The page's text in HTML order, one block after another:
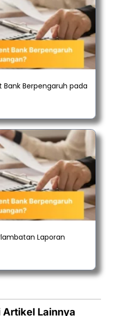
Berpengaruh pada
Laporan
Artikel Lainnya